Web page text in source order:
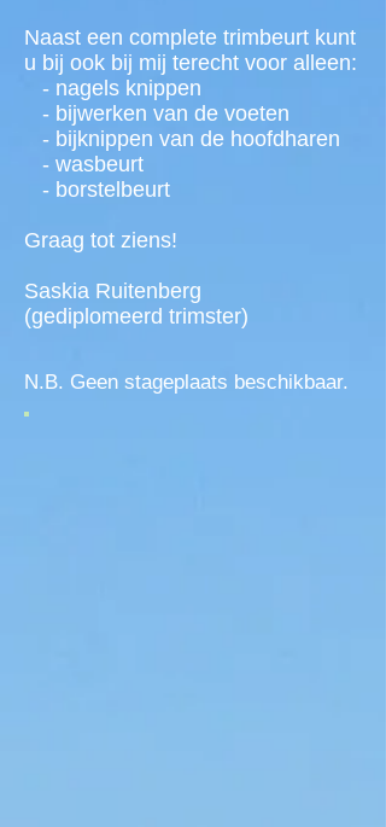
Naast een complete trimbeurt kunt
u bij ook bij mij terecht voor alleen:
- nagels knippen
- bijwerken van de voeten
- bijknippen van de hoofdharen
- wasbeurt
- borstelbeurt
Graag tot ziens!
Saskia Ruitenberg
(gediplomeerd trimster)
N.B. Geen stageplaats beschikbaar.